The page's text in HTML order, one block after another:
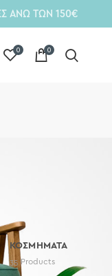
ΑΝΩ ΤΩΝ 150€
0 0
ΚΟΣΜΗΜΑΤΑ
35 Products